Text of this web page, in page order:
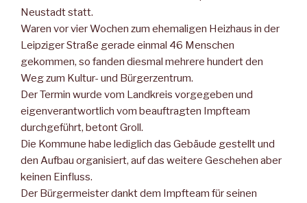
Neustadt statt.
Waren vor vier Wochen zum ehemaligen Heizhaus in der
Leipziger Straße gerade einmal 46 Menschen
gekommen, so fanden diesmal mehrere hundert den
Weg zum Kultur- und Bürgerzentrum.
Der Termin wurde vom Landkreis vorgegeben und
eigenverantwortlich vom beauftragten Impfteam
durchgeführt, betont Groll.
Die Kommune habe lediglich das Gebäude gestellt und
den Aufbau organisiert, auf das weitere Geschehen aber
keinen Einfluss.
Der Bürgermeister dankt dem Impfteam für seinen